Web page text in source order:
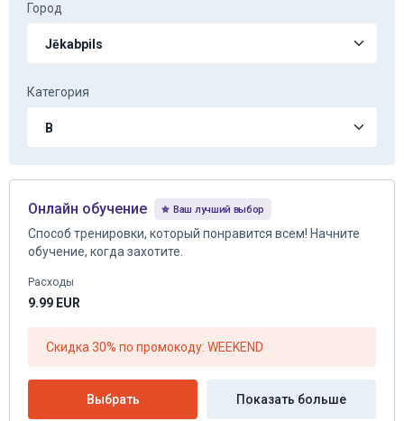
Город
Категория
Онлайн обучение Ваш лучший выбор
Способ тренировки, который понравится всем! Начните
обучение, когда захотите.
Расходы
9.99 EUR
Скидка 30% по промокоду: WEEKEND
Выбрать Показать больше